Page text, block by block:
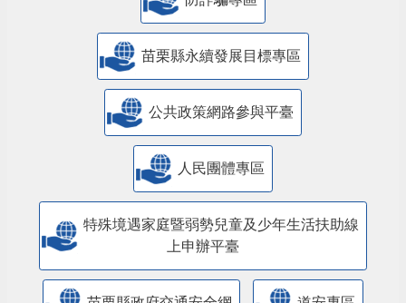
苗栗縣永續發展目標專區
公共政策網路參與平臺
人民團體專區
特殊境遇家庭暨弱勢兒童及少年生活扶助線
上申辦平臺
苗栗縣政府交通安全網 道安專區